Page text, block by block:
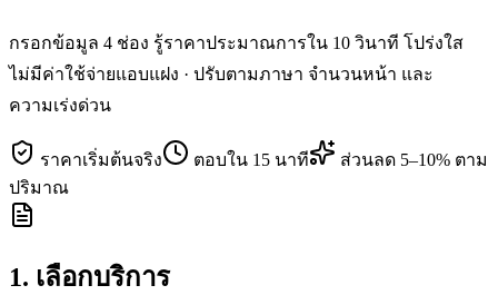
กรอกข้อมูล 4 ช่อง รู้ราคาประมาณการใน 10 วินาที โปร่งใส
ไม่มีค่าใช้จ่ายแอบแฝง · ปรับตามภาษา จำนวนหน้า และ
ความเร่งด่วน
ราคาเริ่มต้นจริง ตอบใน 15 นาที
ส่วนลด 5–10% ตาม
ปริมาณ
1. เลือกบริการ